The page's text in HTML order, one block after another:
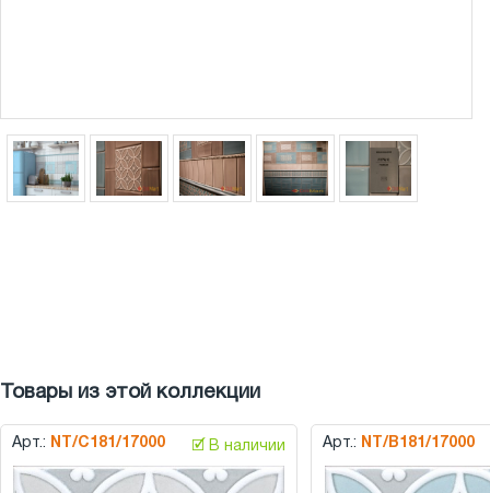
Товары из этой коллекции
Арт.: NT/C181/17000 🗹 В наличии Арт.: NT/B181/17000